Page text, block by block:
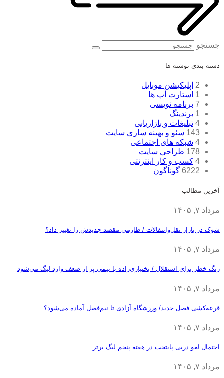
جستجو
دسته بندی نوشته ها
2 اپلیکیشن موبایل
1 استارت آپ ها
7 برنامه نویسی
1 برندینگ
4 تبلیغات و بازاریابی
143 سئو و بهینه سازی سایت
4 شبکه های اجتماعی
178 طراحی سایت
4 کسب و کار اینترنتی
6222 گوناگون
آخرین مطالب
مرداد ۷, ۱۴۰۵
شوک در بازار نقل‌وانتقالات / طارمی مقصد جدیدش را تغییر داد؟
مرداد ۷, ۱۴۰۵
زنگ خطر برای استقلال / بختیاری‌زاده با تیمی پر از ضعف وارد لیگ می‌شود
مرداد ۷, ۱۴۰۵
قرعه‎‌کشی فصل جدید/ ورزشگاه آزادی تا نیم‌فصل آماده می‌شود؟
مرداد ۷, ۱۴۰۵
احتمال لغو دربی پایتخت در هفته پنجم لیگ برتر
مرداد ۷, ۱۴۰۵